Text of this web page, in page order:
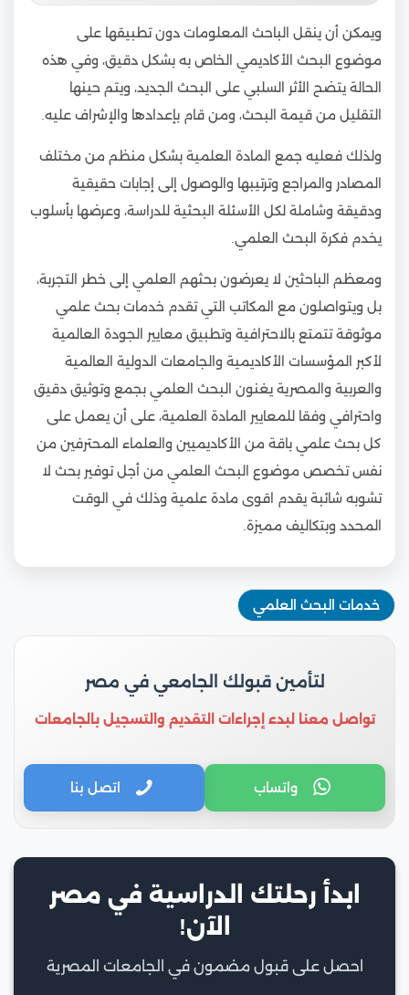
ويمكن أن ينقل الباحث المعلومات دون تطبيقها على
موضوع البحث الأكاديمي الخاص به بشكل دقيق، وفي هذه
الحالة يتضح الأثر السلبي على البحث الجديد، ويتم حينها
التقليل من قيمة البحث، ومن قام بإعدادها والإشراف عليه.
ولذلك فعليه جمع المادة العلمية بشكل منظم من مختلف
المصادر والمراجع وترتيبها والوصول إلى إجابات حقيقية
ودقيقة وشاملة لكل الأسئلة البحثية للدراسة، وعرضها بأسلوب
يخدم فكرة البحث العلمي.
ومعظم الباحثين لا يعرضون بحثهم العلمي إلى خطر التجربة،
بل ويتواصلون مع المكاتب التي تقدم خدمات بحث علمي
موثوقة تتمتع بالاحترافية وتطبيق معايير الجودة العالمية
لأكبر المؤسسات الأكاديمية والجامعات الدولية العالمية
والعربية والمصرية يغنون البحث العلمي بجمع وتوثيق دقيق
واحترافي وفقا للمعايير المادة العلمية، على أن يعمل على
كل بحث علمي باقة من الأكاديميين والعلماء المحترفين من
نفس تخصص موضوع البحث العلمي من أجل توفير بحث لا
تشوبه شائبة يقدم اقوى مادة علمية وذلك في الوقت
المحدد وبتكاليف مميزة.
خدمات البحث العلمي
لتأمين قبولك الجامعي في مصر
تواصل معنا لبدء إجراءات التقديم والتسجيل بالجامعات
واتساب اتصل بنا
ابدأ رحلتك الدراسية في مصر
الآن!
احصل على قبول مضمون في الجامعات المصرية